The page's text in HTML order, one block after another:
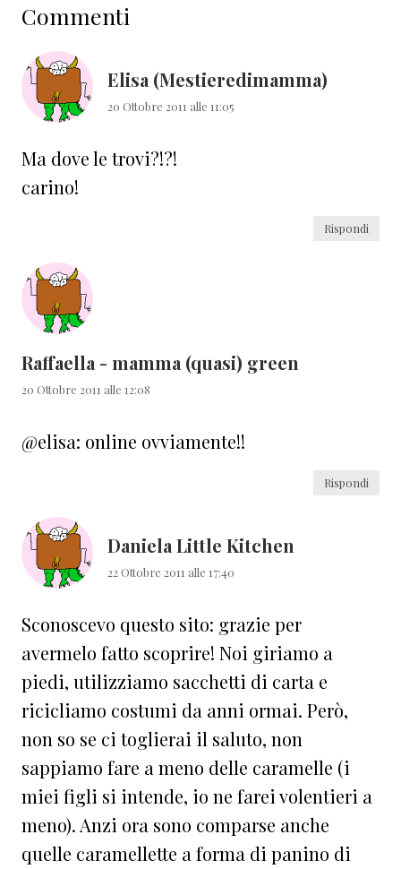
del
lettore
Commenti
Elisa (Mestieredimamma)
20 Ottobre 2011 alle 11:05
Ma dove le trovi?!?!
carino!
Rispondi
Raffaella - mamma (quasi) green
20 Ottobre 2011 alle 12:08
@elisa: online ovviamente!!
Rispondi
Daniela Little Kitchen
22 Ottobre 2011 alle 17:40
Sconoscevo questo sito: grazie per
avermelo fatto scoprire! Noi giriamo a
piedi, utilizziamo sacchetti di carta e
ricicliamo costumi da anni ormai. Però,
non so se ci toglierai il saluto, non
sappiamo fare a meno delle caramelle (i
miei figli si intende, io ne farei volentieri a
meno). Anzi ora sono comparse anche
quelle caramellette a forma di panino di